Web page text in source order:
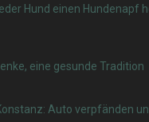
Hund einen Hundenapf
eine gesunde Tradition
Auto verpfänden